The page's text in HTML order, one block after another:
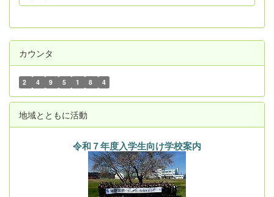
カウンタ
2 4 9 5 1 8 4
地域とともに活動
令和７年度入学生向け学校案内